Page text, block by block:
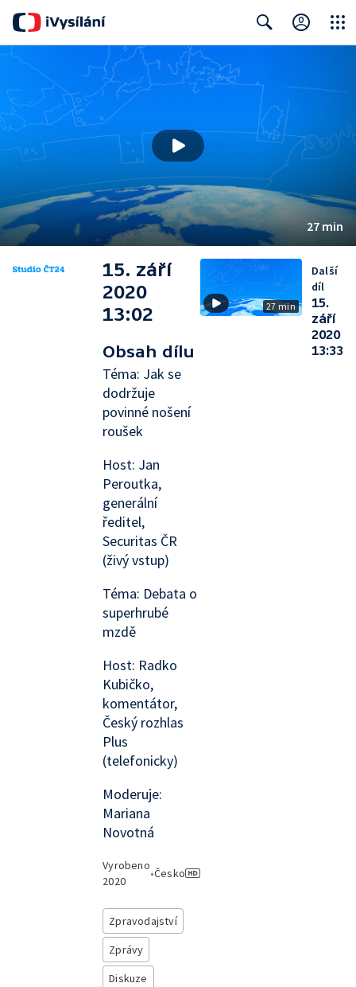
27 min
15. září
2020
13:02
Obsah dílu
Téma: Jak se
dodržuje
povinné nošení
roušek
Host: Jan
Peroutka,
generální
ředitel,
Securitas ČR
(živý vstup)
Téma: Debata o
superhrubé
mzdě
Host: Radko
Kubičko,
komentátor,
Český rozhlas
Plus
(telefonicky)
Moderuje:
Mariana
Novotná
Vyrobeno
2020
•Česko
Zpravodajství
Zprávy
Diskuze
27 min
Další
díl
15.
září
2020
13:33